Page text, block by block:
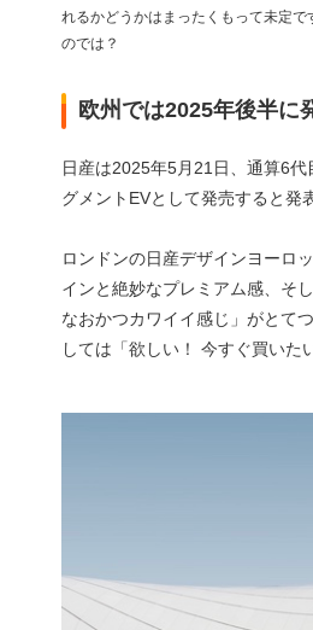
れるかどうかはまったくもって未定
のでは？
欧州では2025年後半に
日産は2025年5月21日、通算6
グメントEVとして発売すると発
ロンドンの日産デザインヨーロ
インと絶妙なプレミアム感、そ
なおかつカワイイ感じ」がとて
しては「欲しい！ 今すぐ買いた